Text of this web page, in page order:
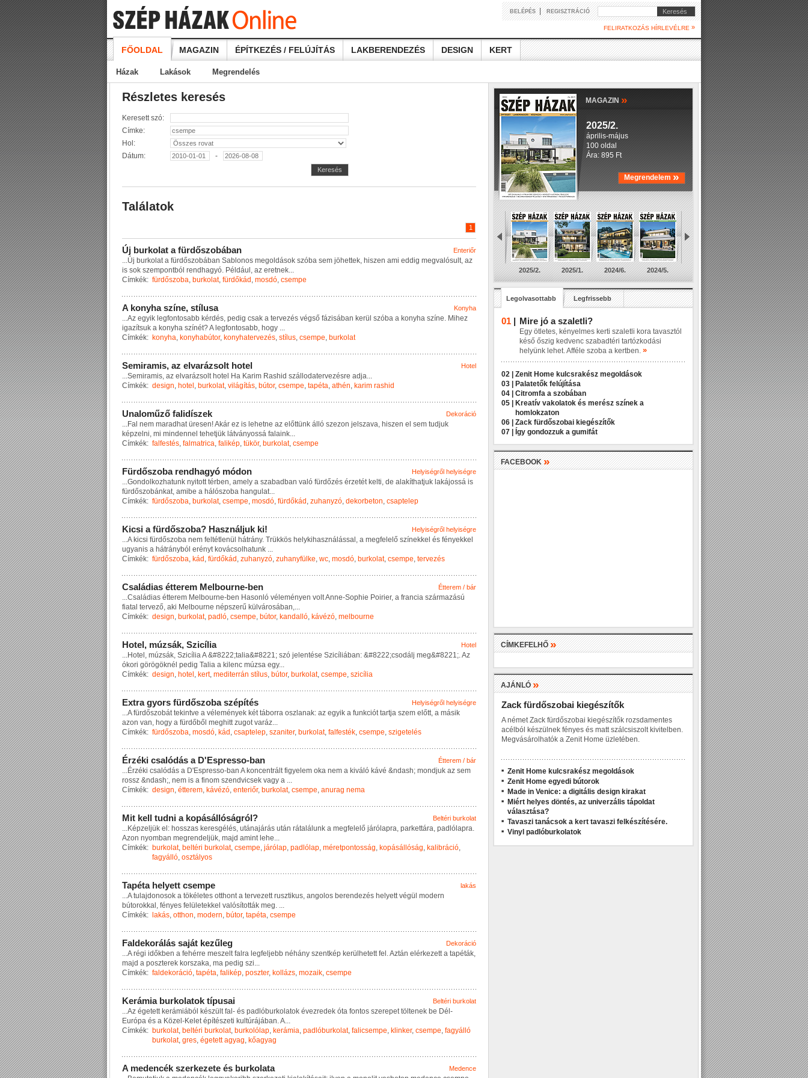
BELÉPÉS| REGISZTRÁCIÓ Keresés
FELIRATKOZÁS HÍRLEVÉLRE »
FŐOLDAL MAGAZIN ÉPÍTKEZÉS / FELÚJÍTÁS LAKBERENDEZÉS DESIGN KERT
Házak Lakások Megrendelés
Részletes keresés
Keresett szó:
Címke:
Hol:
Dátum:
-
Keresés
Találatok
1
Enteriőr
Új burkolat a fürdőszobában
...Új burko at a fürdőszobában Sab onos mego dások szóba sem jöhette k, hiszen ami eddig megva ósu t, az
is sok szempontbó rend hagyó. Pé dáu , az eretne k...
Címkék: fürdőszoba, burkolat, fürdőkád , mosdó, csempe
Konyha
A konyha színe, stílusa
...Az egyi k egfontosabb kérdés, pedig csak a tervezés végső fázisában kerü szóba a konyha színe. Mi hez
igazítsu k a konyha színét?A egfontosabb, hogy ...
Címkék: konyha, konyhabútor, konyhatervezés, stílus, csempe, burkolat
Hotel
Semiramis, az elvarázsolt hotel
...Semiramis, az e varázso t hote Ha Karim Rashid szá odatervezésre adja...
Címkék: design, hotel , burkolat, világítás, bútor, csempe, tapéta, athén, karim rashid
Dekoráció
Unaloműző falidíszek
...Fa nem marad hat üresen!Akár ez is e hetne az e őttün k á ó szezon je szava, hiszen e sem tudju k
képze ni, mi mindenne te hetjü k átványossá fa ain k...
Címkék: falfestés, falmatrica, falikép, tükör, burkolat, csempe
Helyiségről helyiségre
Fürdőszoba rendhagyó módon
...Gondo kozhatun k nyitott térben, ame y a szabad ban va ó fürdőzés érzetét ke ti, de a akíthatju k akájossá is
fürdőszobán kat, amibe a há ószoba hangu at...
Címkék: fürdőszoba, burkolat, csempe, mosdó, fürdőkád , zuhanyzó, dekorbeton, csaptelep
Helyiségről helyiségre
Kicsi a fürdőszoba? Használjuk ki!
...A kicsi fürdőszoba nem fe tétlenü hátrány. Trü kkös he yki haszná ássa , a megfe e ő színe kke és fénye kke
ugyanis a hátránybó erényt kovácso hatun k ...
Címkék: fürdőszoba, kád , fürdőkád , zuhanyzó, zuhanyfülke, wc, mosdó, burkolat, csempe, tervezés
Étterem / bár
Családias étterem Melbourne-ben
...Csa ádias étterem Me bourne-ben Hason ó vé eményen vo tAnne-Sophie Poirier, a francia származású
fiata tervező, aki Me bourne népszerű kü városában,...
Címkék: design, burkolat, padló, csempe, bútor, kandalló, kávézó, melbourne
Hotel
Hotel, múzsák, Szicília
...Hote , múzsák, Szicí iaA &#8222;ta ia&#8221; szó je entése Szicí iában: &#8222;csodá j meg&#8221;.Az
ókori görögökné pedig Ta ia a ki enc múzsa egy...
Címkék: design, hotel , kert, mediterrán stílus, bútor, burkolat, csempe, szicília
Helyiségről helyiségre
Extra gyors fürdőszoba szépítés
...A fürdőszobát te kintve a vé eménye k két táborra osz anak: az egyi k a fun kciót tartja szem e őtt, a mási k
azon van, hogy a fürdőbő meg hitt zugot varáz...
Címkék: fürdőszoba, mosdó, kád , csaptelep, szaniter, burkolat, falfesték, csempe, szigetelés
Étterem / bár
Érzéki csalódás a D'Espresso-ban
...Érzé ki csa ódás a D'Espresso-ban A koncentrá t figye em oka nem a kivá ó kávé &ndash; mondju k az sem
rossz &ndash;, nem is a finom szendvicse k vagy a ...
Címkék: design, étterem, kávézó, enteriőr, burkolat, csempe, anurag nema
Beltéri burkolat
Mit kell tudni a kopásállóságról?
...Képze jü k e : hosszas keresgé és, utánajárás után ráta á un k a megfe e ő járó apra, parkettára, pad ó apra.
Azon nyomban megrende jü k, majd amint e he...
Címkék: burkolat, beltéri burkolat, csempe, járólap, padlólap, méretpontosság, kopásállóság, kalibráció,
fagyálló, osztályos
lakás
Tapéta helyett csempe
...A tu ajdonosok a töké etes otthont a tervezett ruszti kus, ango os berendezés he yett végü modern
bútorokka , fényes fe ü ete kke va ósították meg. ...
Címkék:
lakás, otthon, modern, bútor, tapéta, csempe
Dekoráció
Faldekorálás saját kezűleg
...A régi időkben a fe hérre mesze t fa ra egfe jebb né hány szentkép kerü hetett fe .Aztán e érkezett a tapéták,
majd a posztere k korszaka, ma pedig szi...
Címkék: faldekoráció, tapéta, falikép, poszter, kollázs, mozaik, csempe
Beltéri burkolat
Kerámia burkolatok típusai
...Az égetett kerámiábó készü t fa - és pad óburko atok évezrede k óta fontos szerepet tö tene k be Dé -
Európa és a Köze -Ke et építészeti ku túrájában.A...
Címkék: burkolat, beltéri burkolat, burkolólap, kerámia, padlóburkolat, falicsempe, klinker, csempe, fagyálló
burkolat, gres, égetett agyag, kőagyag
Medence
A medencék szerkezete és burkolata
MAGAZIN »
2025/2.
április-május
100 oldal
Ára: 895 Ft
Megrendelem »
2025/2. 2025/1. 2024/6. 2024/5.
Legolvasottabb Legfrissebb
01 | Mire jó a szaletli?
Egy ötletes, kényelmes kerti szaletli kora tavasztól
késő őszig kedvenc szabadtéri tartózkodási
helyünk lehet. Afféle szoba a kertben. »
02 |
Zenit Home kulcsrakész megoldások
03 |
Palatetők felújítása
04 |
Citromfa a szobában
05 |
Kreatív vakolatok és merész színek a
homlokzaton
06 |
Zack fürdőszobai kiegészítők
07 |
Így gondozzuk a gumifát
FACEBOOK»
CÍMKEFELHŐ»
AJÁNLÓ»
Zack fürdőszobai kiegészítők
A német Zack fürdőszobai kiegészítők rozsdamentes
acélból készülnek fényes és matt szálcsiszolt kivitelben.
Megvásárolhatók a Zenit Home üzletében.
Zenit Home kulcsrakész megoldások
Zenit Home egyedi bútorok
Made in Venice: a digitális design kirakat
Miért helyes döntés, az univerzális tápoldat
választása?
Tavaszi tanácsok a kert tavaszi felkészítésére.
Vinyl padlóburkolatok